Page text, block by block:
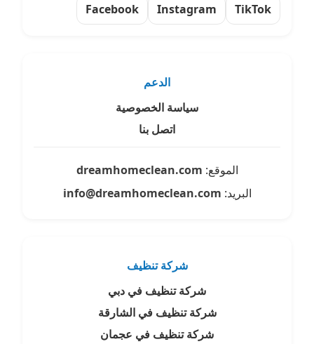
TikTok
Instagram
Facebook
الدعم
سياسة الخصوصية
اتصل بنا
الموقع: dreamhomeclean.com
البريد: info@dreamhomeclean.com
شركة تنظيف
شركة تنظيف في دبي
شركة تنظيف في الشارقة
شركة تنظيف في عجمان